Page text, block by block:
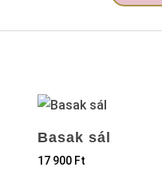
Basak sál
17 900 Ft